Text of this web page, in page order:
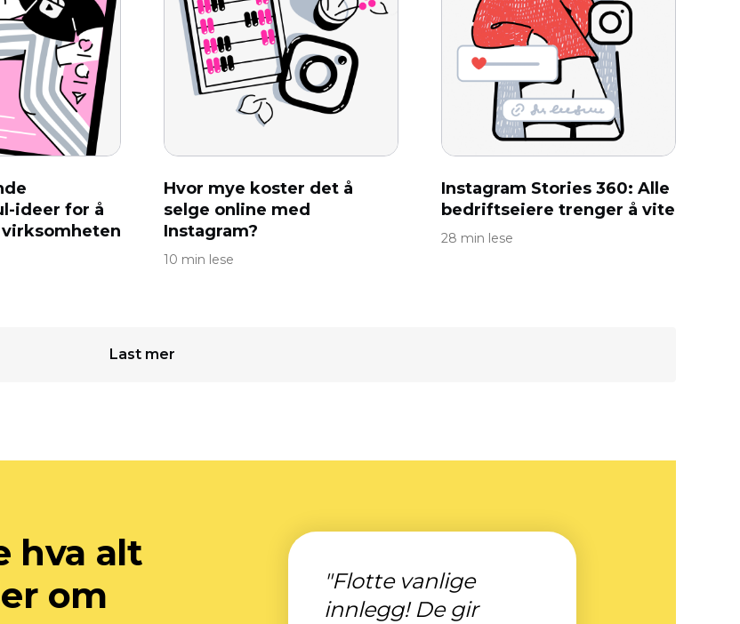
ideer for å
Hvor mye koster det å
selge online med
Instagram?
10 min lese
Instagram Stories 360: Alle
bedriftseiere trenger å vite
28 min lese
Last mer
hva alt
om
"Flotte vanlige
innlegg! De gir